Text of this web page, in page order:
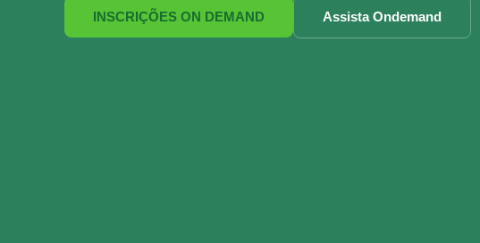
INSCRIÇÕES ON DEMAND Assista Ondemand